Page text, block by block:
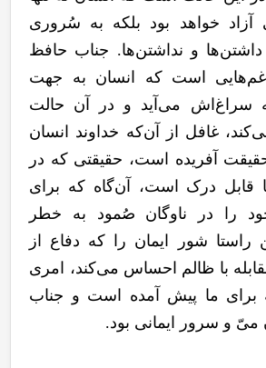
آزاد خواهد بود بلکه به سُروری
و نداشتن‌ها. جناب حافظ
هایی است که انسان به جهت
سراغاش میآید و در آن حالت
کند، غافل از آنکه خداوند انسان
آفریده است، حقیقتی که در
قابل درک است، آنگاه که برای
را در ناوگان صُمود به خطر
راستا شور ایمان را که دفاع از
با ظالم احساس میکند، امری
برای ما پیش آمده است و جناب
میّ و سرور ایمانی بود.